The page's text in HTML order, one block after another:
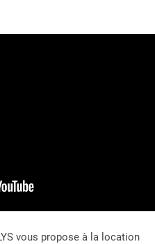
vous propose à la location